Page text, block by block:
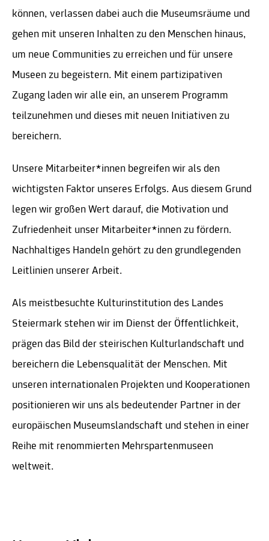
können, verlassen dabei auch die Museumsräume und
gehen mit unseren Inhalten zu den Menschen hinaus,
um neue Communities zu erreichen und für unsere
Museen zu begeistern. Mit einem partizipativen
Zugang laden wir alle ein, an unserem Programm
teilzunehmen und dieses mit neuen Initiativen zu
bereichern.
Unsere Mitarbeiter*innen begreifen wir als den
wichtigsten Faktor unseres Erfolgs. Aus diesem Grund
legen wir großen Wert darauf, die Motivation und
Zufriedenheit unser Mitarbeiter*innen zu fördern.
Nachhaltiges Handeln gehört zu den grundlegenden
Leitlinien unserer Arbeit.
Als meistbesuchte Kulturinstitution des Landes
Steiermark stehen wir im Dienst der Öffentlichkeit,
prägen das Bild der steirischen Kulturlandschaft und
bereichern die Lebensqualität der Menschen. Mit
unseren internationalen Projekten und Kooperationen
positionieren wir uns als bedeutender Partner in der
europäischen Museumslandschaft und stehen in einer
Reihe mit renommierten Mehrspartenmuseen
weltweit.